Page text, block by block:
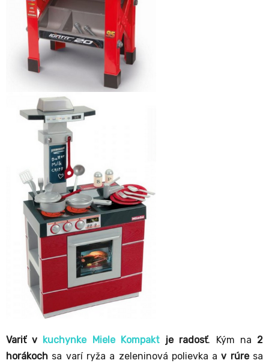
Variť v kuchynke Miele Kompakt je radosť. Kým na 2
horákoch sa varí ryža a zeleninová polievka av rúre sa